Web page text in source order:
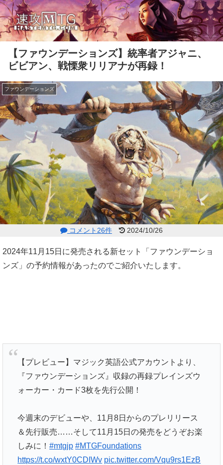
【ファウンデーションズ】統率者アジャニ、
ビビアン、戦慄衆リリアナが再録！
ファウンデーションズ
コメント26件 2024/10/26
2024年11月15日に発売される新セット「ファウンデーショ
ンズ」の予約情報があったのでご紹介いたします。
【プレビュー】マジック英語公式アカウントより、
『ファウンデーションズ』収録の再録プレインズウ
ォーカー・カード3枚を先行公開！
今週末のデビューや、11月8日からのプレリリース
＆先行販売……そして11月15日の発売をどうぞお楽
しみに！#mtgjp #MTGFoundations
https://t.co/wxtY0CDIWv pic.twitter.com/Vqu9rs1EzB